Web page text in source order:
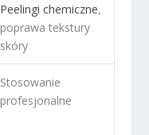
Peelingi chemiczne,
poprawa tekstury
skóry
Stosowanie
profesjonalne